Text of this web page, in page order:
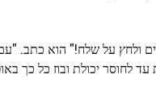
ולחץ על שלח!" הוא כתב.
לחוסר יכולת ובוז כל כך